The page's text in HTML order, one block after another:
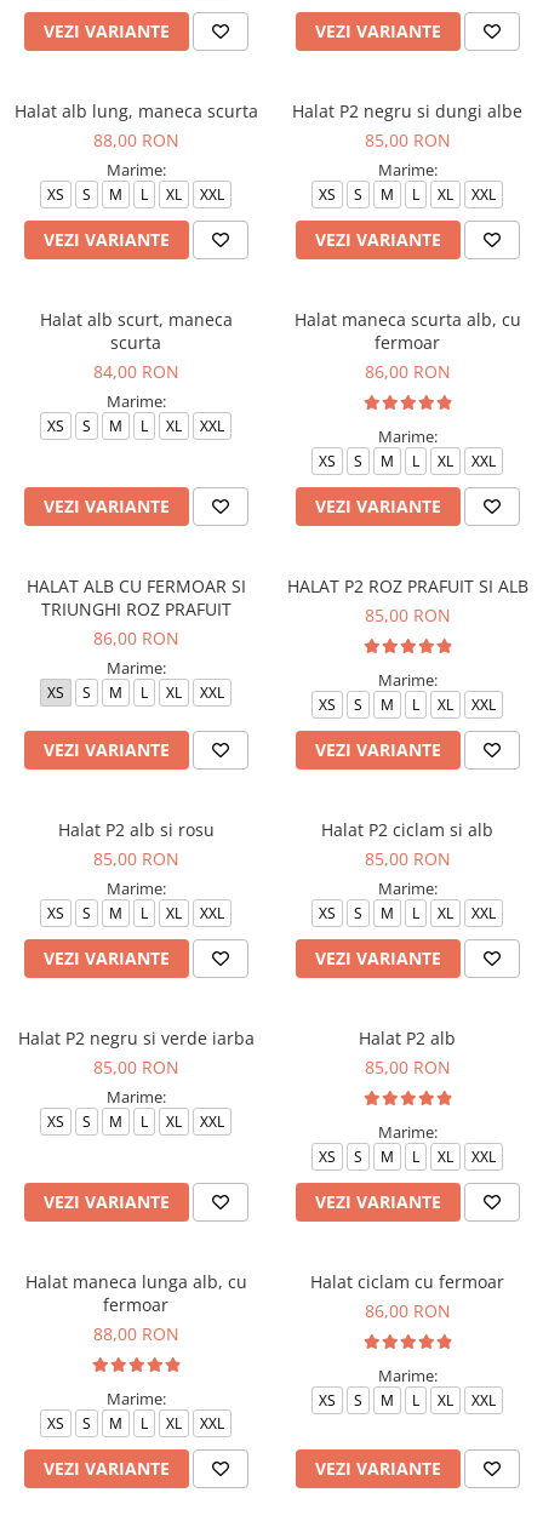
VEZI VARIANTE VEZI VARIANTE
Halat alb lung, maneca scurta
88,00 RON
Marime:
XS S M L XL XXL
VEZI VARIANTE
Halat P2 negru si dungi albe
85,00 RON
Marime:
XS S M L XL XXL
VEZI VARIANTE
Halat alb scurt, maneca
scurta
84,00 RON
Marime:
XS S M L XL XXL
VEZI VARIANTE
Halat maneca scurta alb, cu
fermoar
86,00 RON
Marime:
XS S M L XL XXL
VEZI VARIANTE
HALAT ALB CU FERMOAR SI
TRIUNGHI ROZ PRAFUIT
86,00 RON
Marime:
XS S M L XL XXL
VEZI VARIANTE
HALAT P2 ROZ PRAFUIT SI ALB
85,00 RON
Marime:
XS S M L XL XXL
VEZI VARIANTE
Halat P2 alb si rosu
85,00 RON
Marime:
XS S M L XL XXL
VEZI VARIANTE
Halat P2 ciclam si alb
85,00 RON
Marime:
XS S M L XL XXL
VEZI VARIANTE
Halat P2 negru si verde iarba
85,00 RON
Marime:
XS S M L XL XXL
VEZI VARIANTE
Halat P2 alb
85,00 RON
Marime:
XS S M L XL XXL
VEZI VARIANTE
Halat maneca lunga alb, cu
fermoar
88,00 RON
Marime:
XS S M L XL XXL
VEZI VARIANTE
Halat ciclam cu fermoar
86,00 RON
Marime:
XS S M L XL XXL
VEZI VARIANTE